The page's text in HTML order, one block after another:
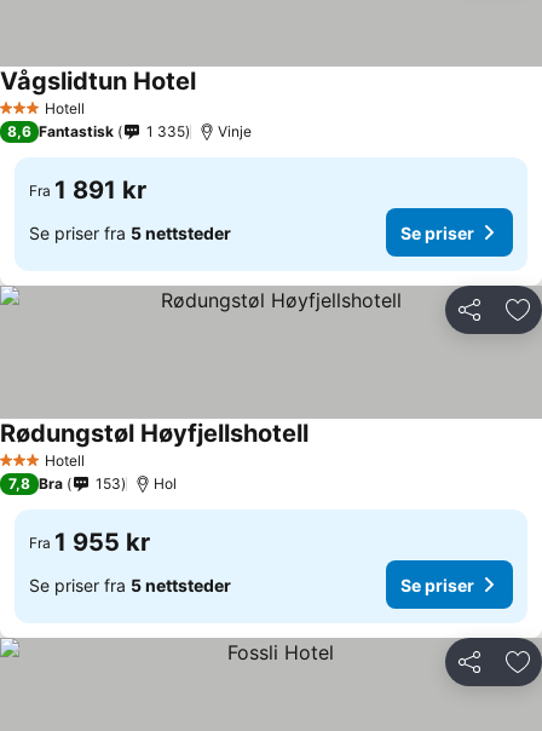
3 StjernerHotell
Vågslidtun Hotel
8,6 Fantastisk 1 335 Vinje
Fra 1 891 kr
Se priser fra 5 nettsteder Se priser
Del
3 StjernerHotell
Rødungstøl Høyfjellshotell
7,8 Bra 153 Hol
Fra 1 955 kr
Se priser fra 5 nettsteder Se priser
Del